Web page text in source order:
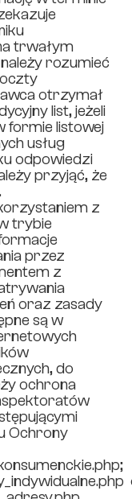
trwałym
rozumieć
otrzymał
list, jeżeli
formie listowej
usług
odpowiedzi
przyjąć, że
z
trybie
przez
z
oraz zasady
są w
do
ochrona
Ochrony